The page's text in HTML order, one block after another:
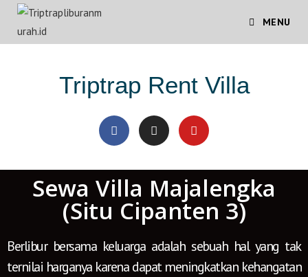
MENU
Triptrap Rent Villa
Sewa Villa Majalengka
(Situ Cipanten 3)
Berlibur bersama keluarga adalah sebuah hal yang tak
ternilai harganya karena dapat meningkatkan kehangatan